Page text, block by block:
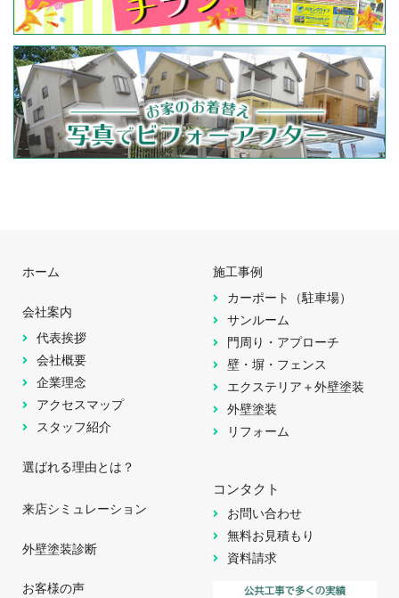
ホーム
会社案内
代表挨拶
会社概要
企業理念
アクセスマップ
スタッフ紹介
選ばれる理由とは？
施工事例
カーポート（駐車場）
サンルーム
門周り・アプローチ
壁・塀・フェンス
エクステリア＋外壁塗装
外壁塗装
リフォーム
来店シミュレーション
外壁塗装診断
お客様の声
コンタクト
お問い合わせ
無料お見積もり
資料請求